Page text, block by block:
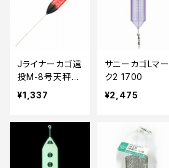
Jライナーカゴ遠
投M-8号天秤付
き
¥1,337
サニーカゴLマー
ク2 1700
¥2,475